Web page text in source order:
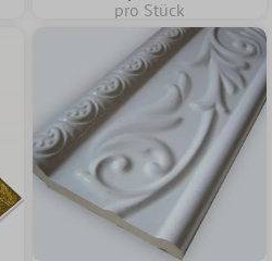
pro Stück